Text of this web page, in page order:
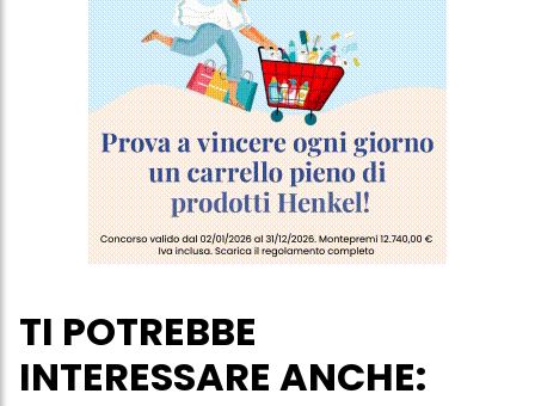
TI POTREBBE
INTERESSARE ANCHE:
più degli scopi sopra menzionati. Cliccando su "Accetta tutto",
acconsenti all'uso dei cookie e al trattamento dei tuoi dati
personali per tutte le finalità sopra indicate. Se fai clic su "Rifiuta",
verranno utilizzati solo i cookie tecnicamente necessari per fornirti
questo sito web.